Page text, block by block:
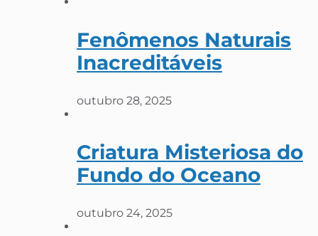
Fenômenos Naturais
Inacreditáveis
outubro 28, 2025
Criatura Misteriosa do
Fundo do Oceano
outubro 24, 2025